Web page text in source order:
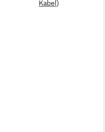
Kabel)